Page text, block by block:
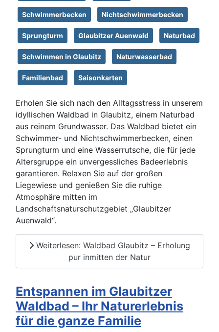
Schwimmerbecken Nichtschwimmerbecken
Sprungturm Glaubitzer Auenwald Naturbad
Schwimmen in Glaubitz Naturwasserbad
Familienbad Saisonkarten
Erholen Sie sich nach den Alltagsstress in unserem
idyllischen Waldbad in Glaubitz, einem Naturbad
aus reinem Grundwasser. Das Waldbad bietet ein
Schwimmer- und Nichtschwimmerbecken, einen
Sprungturm und eine Wasserrutsche, die für jede
Altersgruppe ein unvergessliches Badeerlebnis
garantieren. Relaxen Sie auf der großen
Liegewiese und genießen Sie die ruhige
Atmosphäre mitten im
Landschaftsnaturschutzgebiet „Glaubitzer
Auenwald“.
Weiterlesen: Waldbad Glaubitz – Erholung
pur inmitten der Natur
Entspannen im Glaubitzer
Waldbad – Ihr Naturerlebnis
für die ganze Familie